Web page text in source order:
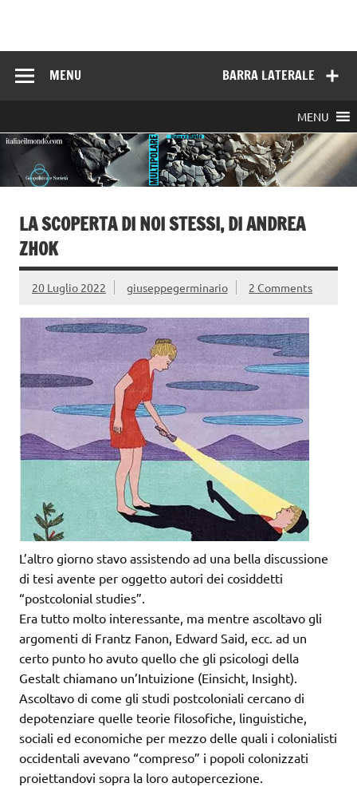
BARRA LATERALE
MENU
MENU
LA SCOPERTA DI NOI STESSI, DI ANDREA
ZHOK
20 Luglio 2022 giuseppegerminario 2 Comments
L’altro giorno stavo assistendo ad una bella discussione
di tesi avente per oggetto autori dei cosiddetti
“postcolonial studies”.
Era tutto molto interessante, ma mentre ascoltavo gli
argomenti di Frantz Fanon, Edward Said, ecc. ad un
certo punto ho avuto quello che gli psicologi della
Gestalt chiamano un’Intuizione (Einsicht, Insight).
Ascoltavo di come gli studi postcoloniali cercano di
depotenziare quelle teorie filosofiche, linguistiche,
sociali ed economiche per mezzo delle quali i colonialisti
occidentali avevano “compreso” i popoli colonizzati
proiettandovi sopra la loro autopercezione.